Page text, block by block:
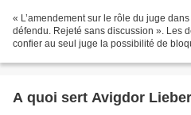
« L’amendement sur le rôle du juge
défendu. Rejeté sans discussion ». Les
confier au seul juge la possibilité de
A quoi sert Avigdor